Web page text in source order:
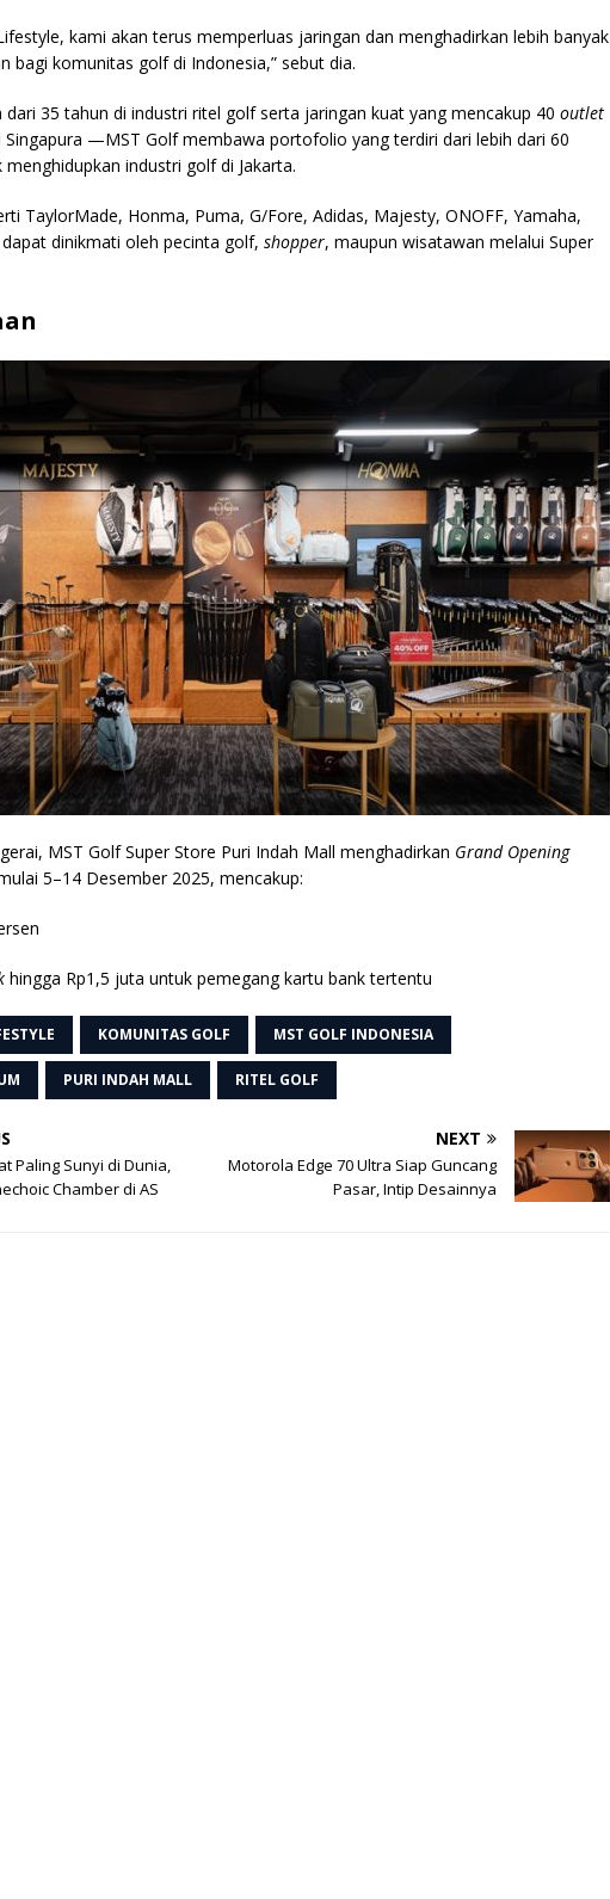
kami akan terus memperluas jaringan dan menghadirkan lebih banyak
bagi komunitas golf di Indonesia,” sebut dia.
dari 35 tahun di industri ritel golf serta jaringan kuat yang mencakup 40 outlet
Singapura —MST Golf membawa portofolio yang terdiri dari lebih dari 60
industri golf di Jakarta.
TaylorMade, Honma, Puma, G/Fore, Adidas, Majesty, ONOFF, Yamaha,
dinikmati oleh pecinta golf, shopper, maupun wisatawan melalui Super
MST Golf Super Store Puri Indah Mall menghadirkan Grand Opening
5–14 Desember 2025, mencakup:
hingga Rp1,5 juta untuk pemegang kartu bank tertentu
KOMUNITAS GOLF MST GOLF INDONESIA
PURI INDAH MALL RITEL GOLF
Paling Sunyi di Dunia,
Chamber di AS
NEXT
Motorola Edge 70 Ultra Siap Guncang
Pasar, Intip Desainnya